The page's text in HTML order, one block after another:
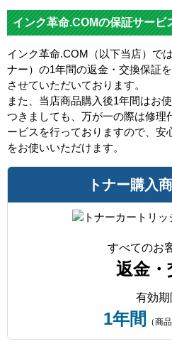
インク革命.COMの保証サービ
インク革命.COM（以下当店）で
ナー）の1年間の返金・交換保証
させていただいております。
また、当店商品購入後1年間はお
つきましても、万が一の際は修理
ービスを行っておりますので、安
をお使いいただけます。
トナー購入
すべてのお
返金・
有効期
1年間 （商